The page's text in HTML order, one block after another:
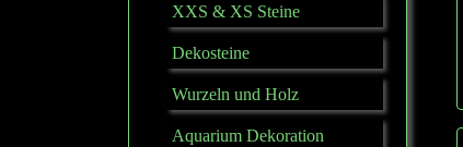
XXS & XS Steine
Dekosteine
Wurzeln und Holz
Aquarium Dekoration